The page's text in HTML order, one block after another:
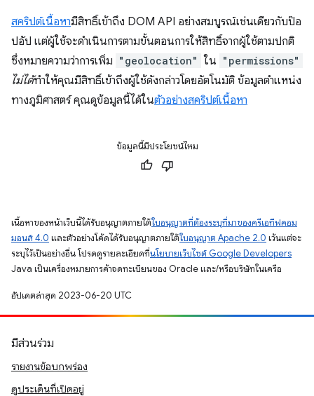
สคริปต์เนื้อหามีสิทธิ์เข้าถึง DOM API อย่างสมบูรณ์เช่นเดียวกับป๊อ
ปอัป แต่ผู้ใช้จะดำเนินการตามขั้นตอนการให้สิทธิ์จากผู้ใช้ตามปกติ
ซึ่งหมายความว่าการเพิ่ม "geolocation" ใน "permissions"
ไม่ได้ทำให้คุณมีสิทธิ์เข้าถึงผู้ใช้ดังกล่าวโดยอัตโนมัติ ข้อมูลตำแหน่ง
ทางภูมิศาสตร์ คุณดูข้อมูลนี้ได้ในตัวอย่างสคริปต์เนื้อหา
ข้อมูลนี้มีประโยชน์ไหม
เนื้อหาของหน้าเว็บนี้ได้รับอนุญาตภายใต้ใบอนุญาตที่ต้องระบุที่มาของครีเอทีฟคอม
มอนส์ 4.0 และตัวอย่างโค้ดได้รับอนุญาตภายใต้ใบอนุญาต Apache 2.0 เว้นแต่จะ
ระบุไว้เป็นอย่างอื่น โปรดดูรายละเอียดที่นโยบายเว็บไซต์ Google Developers
Java เป็นเครื่องหมายการค้าจดทะเบียนของ Oracle และ/หรือบริษัทในเครือ
อัปเดตล่าสุด 2023-06-20 UTC
มีส่วนร่วม
รายงานข้อบกพร่อง
ดูประเด็นที่เปิดอยู่